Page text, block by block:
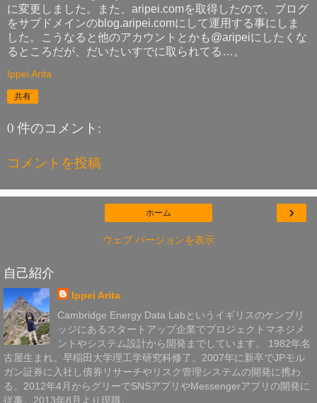
に変更しました。また、aripei.comを取得したので、ブログ
をサブドメインのblog.aripei.comにして運用する事にしま
した。こうなると他のアカウントとかも@aripeiにしたくな
るところだが、だいたいすでに取られてる…。
Ippei Arita
共有
0 件のコメント:
コメントを投稿
›
ホーム
ウェブ バージョンを表示
自己紹介
Ippei Arita
Cambridge Energy Data Labというイギリスのケンブリ
ッジにあるスタートアップ企業でプロジェクトマネジメ
ントやシステム設計から開発までしています。 1982年名
古屋生まれ。早稲田大学理工学研究科修了。2007年に新卒でJPモル
ガン証券に入社し債券リサーチやリスク管理システムの開発に携わ
る。2012年4月からグリーでSNSアプリやMessengerアプリの開発に
従事。2013年8月より現職。